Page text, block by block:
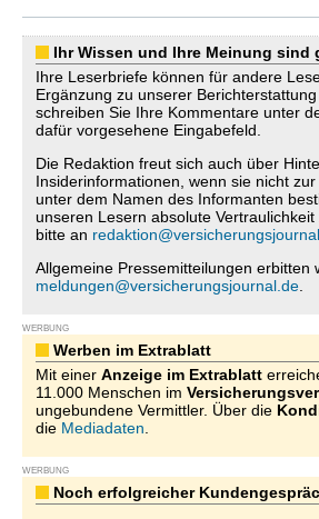
Ihr Wissen und Ihre Meinung sind
Ihre Leserbriefe können für andere
Ergänzung zu unserer
schreiben Sie Ihre Kommentare unter
dafür vorgesehene Eingabefeld.
Die Redaktion freut sich auch über
Insiderinformationen, wenn sie nicht
unter dem Namen des Informanten
unseren Lesern absolute
bitte an
Allgemeine Pressemitteilungen erbitten
meldungen@versicherungsjournal.de
WERBUNG
Werben im Extrablatt
Mit einer Anzeige im Extrablatt
11.000 Menschen im
ungebundene Vermittler. Über die
die Mediadaten
WERBUNG
Noch erfolgreicher